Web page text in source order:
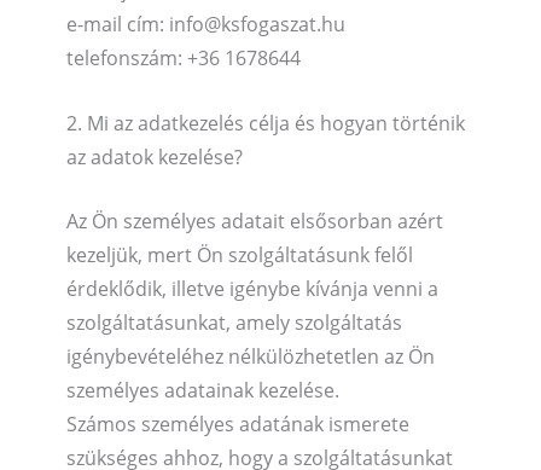
e-mail cím: info@ksfogaszat.hu
telefonszám: +36 1678644
2. Mi az adatkezelés célja és hogyan történik
az adatok kezelése?
Az Ön személyes adatait elsősorban azért
kezeljük, mert Ön szolgáltatásunk felől
érdeklődik, illetve igénybe kívánja venni a
szolgáltatásunkat, amely szolgáltatás
igénybevételéhez nélkülözhetetlen az Ön
személyes adatainak kezelése.
Számos személyes adatának ismerete
szükséges ahhoz, hogy a szolgáltatásunkat